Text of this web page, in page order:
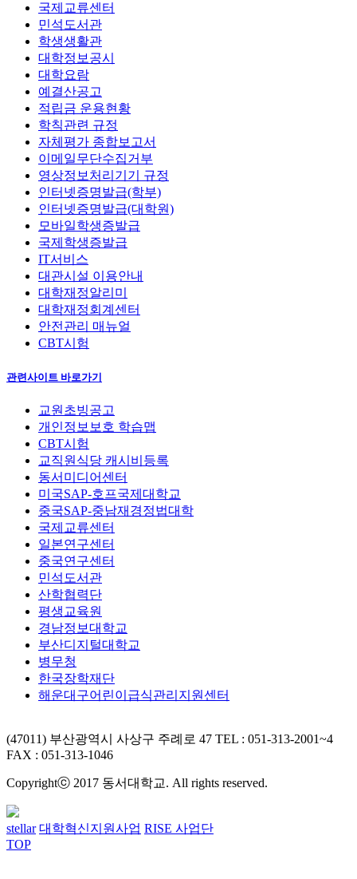
국제교류센터
민석도서관
학생생활관
대학정보공시
대학요람
예결산공고
적립금 운용현황
학칙관련 규정
자체평가 종합보고서
이메일무단수집거부
영상정보처리기기 규정
인터넷증명발급(학부)
인터넷증명발급(대학원)
모바일학생증발급
국제학생증발급
IT서비스
대관시설 이용안내
대학재정알리미
대학재정회계센터
안전관리 매뉴얼
CBT시험
관련사이트 바로가기
교원초빙공고
개인정보보호 학습맵
CBT시험
교직원식당 캐시비등록
동서미디어센터
미국SAP-호프국제대학교
중국SAP-중남재경정법대학
국제교류센터
일본연구센터
중국연구센터
민석도서관
산학협력단
평생교육원
경남정보대학교
부산디지털대학교
병무청
한국장학재단
해운대구어린이급식관리지원센터
(47011) 부산광역시 사상구 주례로 47 TEL : 051-313-2001~4
FAX : 051-313-1046
Copyrightⓒ 2017 동서대학교. All rights reserved.
stellar 대학혁신지원사업 RISE 사업단
TOP